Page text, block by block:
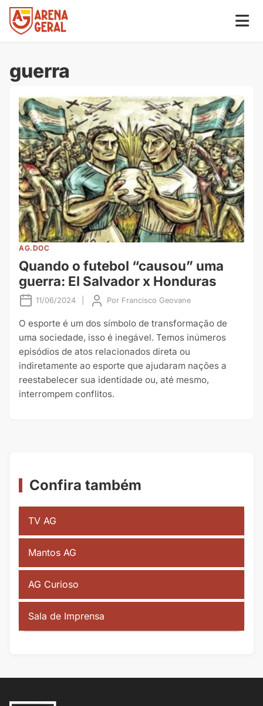
guerra
AG.DOC
Quando o futebol “causou” uma
guerra: El Salvador x Honduras
11/06/2024 Por Francisco Geovane
O esporte é um dos símbolo de transformação de
uma sociedade, isso é inegável. Temos inúmeros
episódios de atos relacionados direta ou
indiretamente ao esporte que ajudaram nações a
reestabelecer sua identidade ou, até mesmo,
interrompem conflitos.
Confira também
TV AG
Mantos AG
AG Curioso
Sala de Imprensa